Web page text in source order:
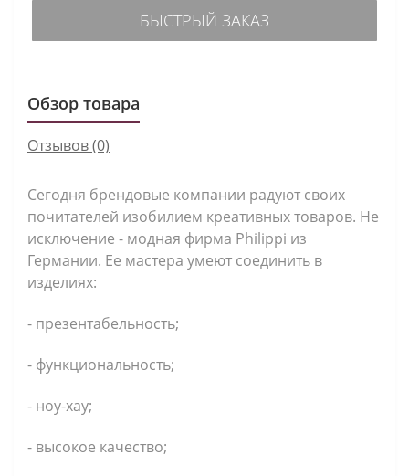
БЫСТРЫЙ ЗАКАЗ
Обзор товара
Отзывов (0)
Сегодня брендовые компании радуют своих
почитателей изобилием креативных товаров. Не
исключение - модная фирма Philippi из
Германии. Ее мастера умеют соединить в
изделиях:
- презентабельность;
- функциональность;
- ноу-хау;
- высокое качество;